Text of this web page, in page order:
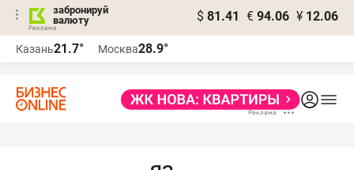
забронируй
валюту
$ 81.41 € 94.06 ¥ 12.06
Казань21.7° Москва28.9°